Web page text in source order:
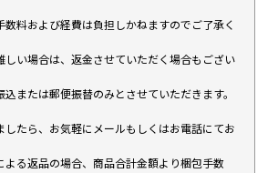
数料および経費は負担しかねますのでご了承く
しい場合は、返金させていただく場合もござい
または郵便振替のみとさせていただきます。
したら、お気軽にメールもしくはお電話にてお
る返品の場合、商品合計金額より梱包手数